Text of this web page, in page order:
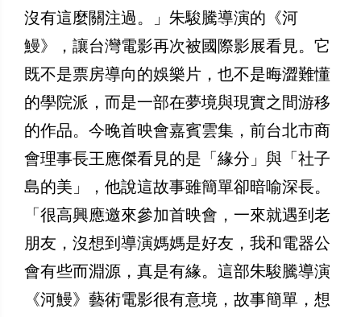
沒有這麼關注過。」朱駿騰導演的《河
鰻》，讓台灣電影再次被國際影展看見。它
既不是票房導向的娛樂片，也不是晦澀難懂
的學院派，而是一部在夢境與現實之間游移
的作品。今晚首映會嘉賓雲集，前台北市商
會理事長王應傑看見的是「緣分」與「社子
島的美」，他說這故事雖簡單卻暗喻深長。
「很高興應邀來參加首映會，一來就遇到老
朋友，沒想到導演媽媽是好友，我和電器公
會有些而淵源，真是有緣。這部朱駿騰導演
《河鰻》藝術電影很有意境，故事簡單，想